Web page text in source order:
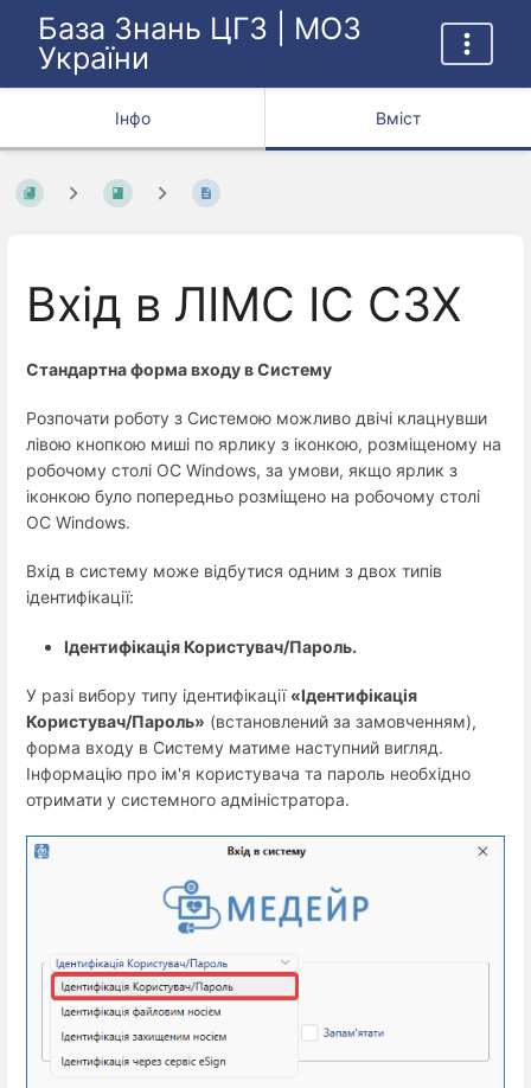
База Знань ЦГЗ | МОЗ
України
Інфо Вміст
Вхід в ЛІМС ІС СЗХ
Стандартна форма входу в Систему
Розпочати роботу з Системою можливо двічі клацнувши
лівою кнопкою миші по ярлику з іконкою, розміщеному на
робочому столі ОС Windows, за умови, якщо ярлик з
іконкою було попередньо розміщено на робочому столі
ОС Windows.
Вхід в систему може відбутися одним з двох типів
ідентифікації:
Ідентифікація Користувач/Пароль.
У разі вибору типу ідентифікації «Ідентифікація
Користувач/Пароль» (встановлений за замовченням),
форма входу в Систему матиме наступний вигляд.
Інформацію про ім'я користувача та пароль необхідно
отримати у системного адміністратора.